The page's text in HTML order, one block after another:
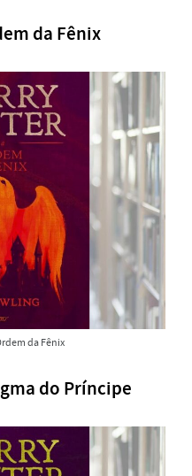
da Fênix
da Fênix
do Príncipe